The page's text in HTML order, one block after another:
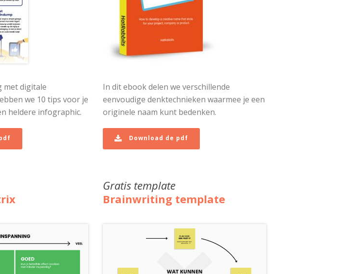
met digitale
we 10 tips voor je
heldere infographic.
In dit ebook delen we verschillende
eenvoudige denktechnieken waarmee je een
originele naam kunt bedenken.
Download de pdf
Gratis template
Brainwriting template